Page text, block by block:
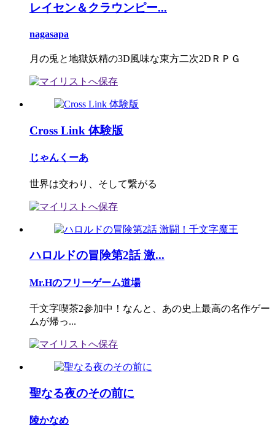
レイセン＆クラウンピー...
nagasapa
月の兎と地獄妖精の3D風味な東方二次2DＲＰＧ
Cross Link 体験版
じゃんくーあ
世界は交わり、そして繋がる
ハロルドの冒険第2話 激...
Mr.Hのフリーゲーム道場
千文字喫茶2参加中！なんと、あの史上最高の名作ゲー
ムが帰っ...
聖なる夜のその前に
陵かなめ